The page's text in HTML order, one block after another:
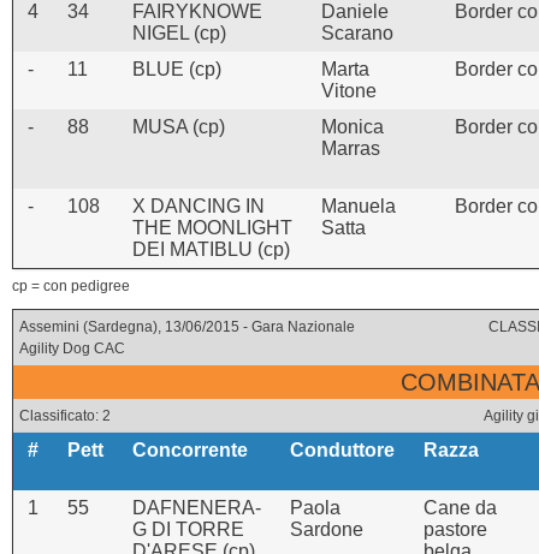
4
34
FAIRYKNOWE
NIGEL (cp)
Daniele
Scarano
Border
- 11 BLUE (cp)
Marta
Vitone
Border
- 88 MUSA (cp)
Monica
Marras
Border
- 108
X DANCING IN
THE MOONLIGHT
DEI MATIBLU (cp)
Manuela
Satta
Border
cp = con pedigree
Assemini (Sardegna), 13/06/2015 - Gara Nazionale
Agility Dog CAC
Classificato: 2 Agility
# Pett Concorrente Conduttore Razza
1 55
DAFNENERA-
G DI TORRE
Paola
Sardone
Cane da
pastore